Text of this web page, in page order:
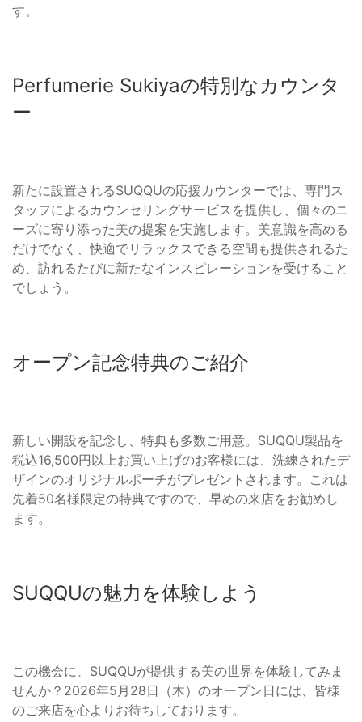
す。
Perfumerie Sukiyaの特別なカウンタ
ー
新たに設置されるSUQQUの応援カウンターでは、専門ス
タッフによるカウンセリングサービスを提供し、個々のニ
ーズに寄り添った美の提案を実施します。美意識を高める
だけでなく、快適でリラックスできる空間も提供されるた
め、訪れるたびに新たなインスピレーションを受けること
でしょう。
オープン記念特典のご紹介
新しい開設を記念し、特典も多数ご用意。SUQQU製品を
税込16,500円以上お買い上げのお客様には、洗練されたデ
ザインのオリジナルポーチがプレゼントされます。これは
先着50名様限定の特典ですので、早めの来店をお勧めし
ます。
SUQQUの魅力を体験しよう
この機会に、SUQQUが提供する美の世界を体験してみま
せんか？2026年5月28日（木）のオープン日には、皆様
のご来店を心よりお待ちしております。